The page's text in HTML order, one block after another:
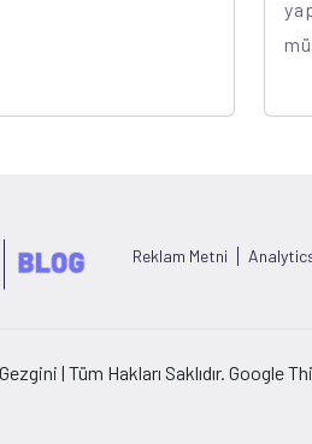
Reklam Metni
| Tüm Hakları Saklıdır. Google